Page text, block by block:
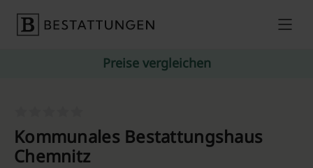
Preise vergleichen
Kommunales Bestattungshaus
Chemnitz